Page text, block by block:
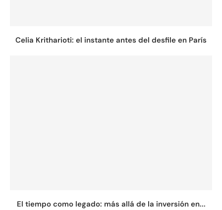
Celia Kritharioti: el instante antes del desfile en París
El tiempo como legado: más allá de la inversión en...